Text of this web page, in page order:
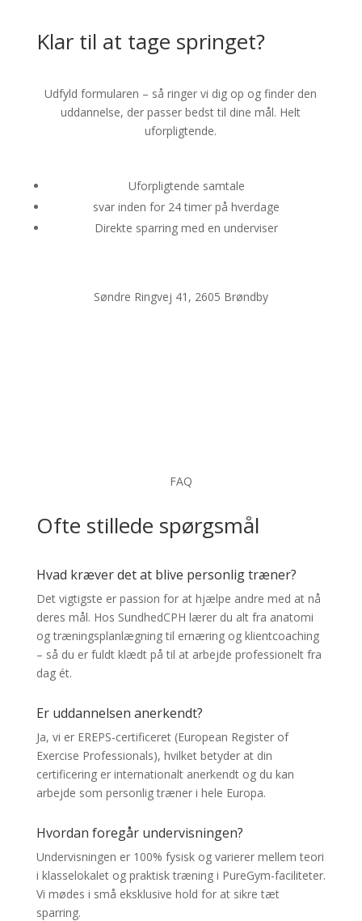
Klar til at tage springet?
Udfyld formularen – så ringer vi dig op og finder den
uddannelse, der passer bedst til dine mål. Helt
uforpligtende.
Uforpligtende samtale
svar inden for 24 timer på hverdage
Direkte sparring med en underviser
Søndre Ringvej 41, 2605 Brøndby
FAQ
Ofte stillede spørgsmål
Hvad kræver det at blive personlig træner?
Det vigtigste er passion for at hjælpe andre med at nå
deres mål. Hos SundhedCPH lærer du alt fra anatomi
og træningsplanlægning til ernæring og klientcoaching
– så du er fuldt klædt på til at arbejde professionelt fra
dag ét.
Er uddannelsen anerkendt?
Ja, vi er EREPS-certificeret (European Register of
Exercise Professionals), hvilket betyder at din
certificering er internationalt anerkendt og du kan
arbejde som personlig træner i hele Europa.
Hvordan foregår undervisningen?
Undervisningen er 100% fysisk og varierer mellem teori
i klasselokalet og praktisk træning i PureGym-faciliteter.
Vi mødes i små eksklusive hold for at sikre tæt
sparring.